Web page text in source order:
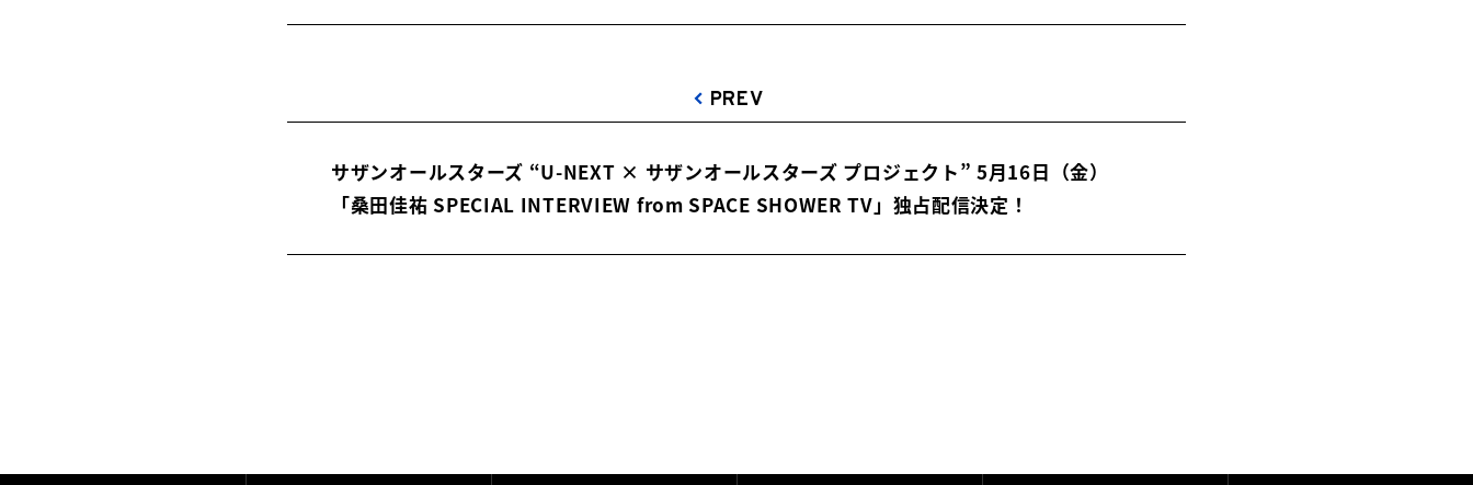
PREV
サザンオールスターズ “U-NEXT × サザンオールスターズ プロジェクト” 5月16日（金）
「桑田佳祐 SPECIAL INTERVIEW from SPACE SHOWER TV」独占配信決定！